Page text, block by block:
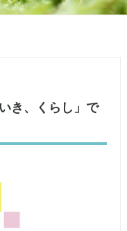
g
a
き、くらし」で